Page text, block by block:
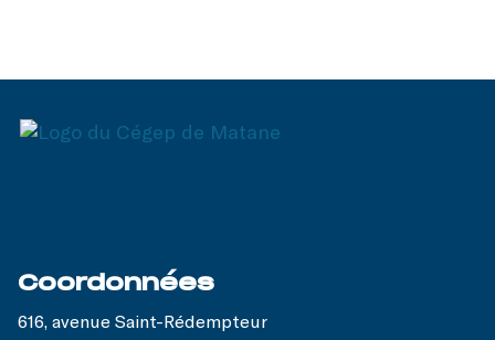
Coordonnées
616, avenue Saint-Rédempteur